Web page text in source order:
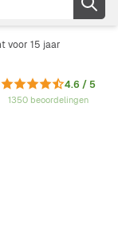
voor 15 jaar
4.6 / 5
1350 beoordelingen